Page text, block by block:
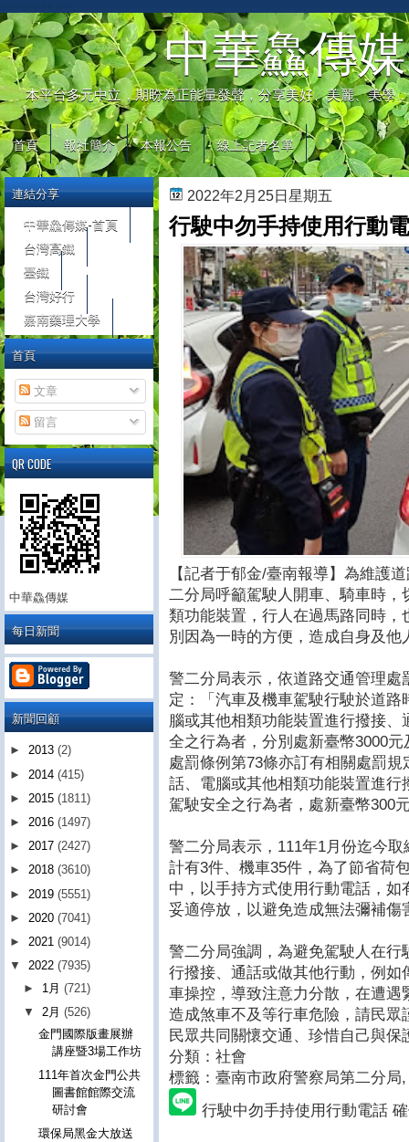
中華鱻傳媒
本平台多元中立，期盼為正能量發聲，分享美好、美麗、美學
首頁 報社簡介 本報公告 線上記者名單
2022年2月25日星期五
行駛中勿手持使用行動
【記者于郁金/臺南報導】為維護
二分局呼籲駕駛人開車、騎車時
類功能裝置，行人在過馬路同時
別因為一時的方便，造成自身及他
警二分局表示，依道路交通管理處
定：「汽車及機車駕駛行駛於道
腦或其他相類功能裝置進行撥接
全之行為者，分別處新臺幣3000
處罰條例第73條亦訂有相關處罰
話、電腦或其他相類功能裝置進
駕駛安全之行為者，處新臺幣300
警二分局表示，111年1月份迄今
計有3件、機車35件，為了節省荷
中，以手持方式使用行動電話，
妥適停放，以避免造成無法彌補傷
警二分局強調，為避免駕駛人在
行撥接、通話或做其他行動，例
車操控，導致注意力分散，在遭
造成煞車不及等行車危險，請民
民眾共同關懷交通、珍惜自己與
分類：社會
標籤：臺南市政府警察局第二分局,
行駛中勿手持使用行動電話
連結分享
中華鱻傳媒-首頁
台灣高鐵
臺鐵
台灣好行
嘉南藥理大學
首頁
文章
留言
QR CODE
中華鱻傳媒
每日新聞
新聞回顧
► 2013 (2)
► 2014 (415)
► 2015 (1811)
► 2016 (1497)
► 2017 (2427)
► 2018 (3610)
► 2019 (5551)
► 2020 (7041)
► 2021 (9014)
▼ 2022 (7935)
► 1月(721)
▼ 2月(526)
金門國際版畫展辦
講座暨3場工作坊
111年首次金門公共
圖書館館際交流
研討會
環保局黑金大放送